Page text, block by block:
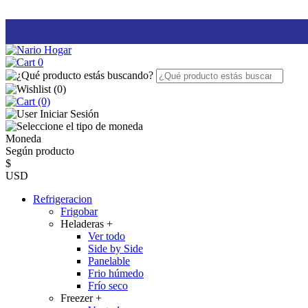
0
(0)
(0)
Iniciar Sesión
Moneda
Según producto
$
USD
Refrigeracion
Frigobar
Heladeras +
Ver todo
Side by Side
Panelable
Frio húmedo
Frío seco
Freezer+